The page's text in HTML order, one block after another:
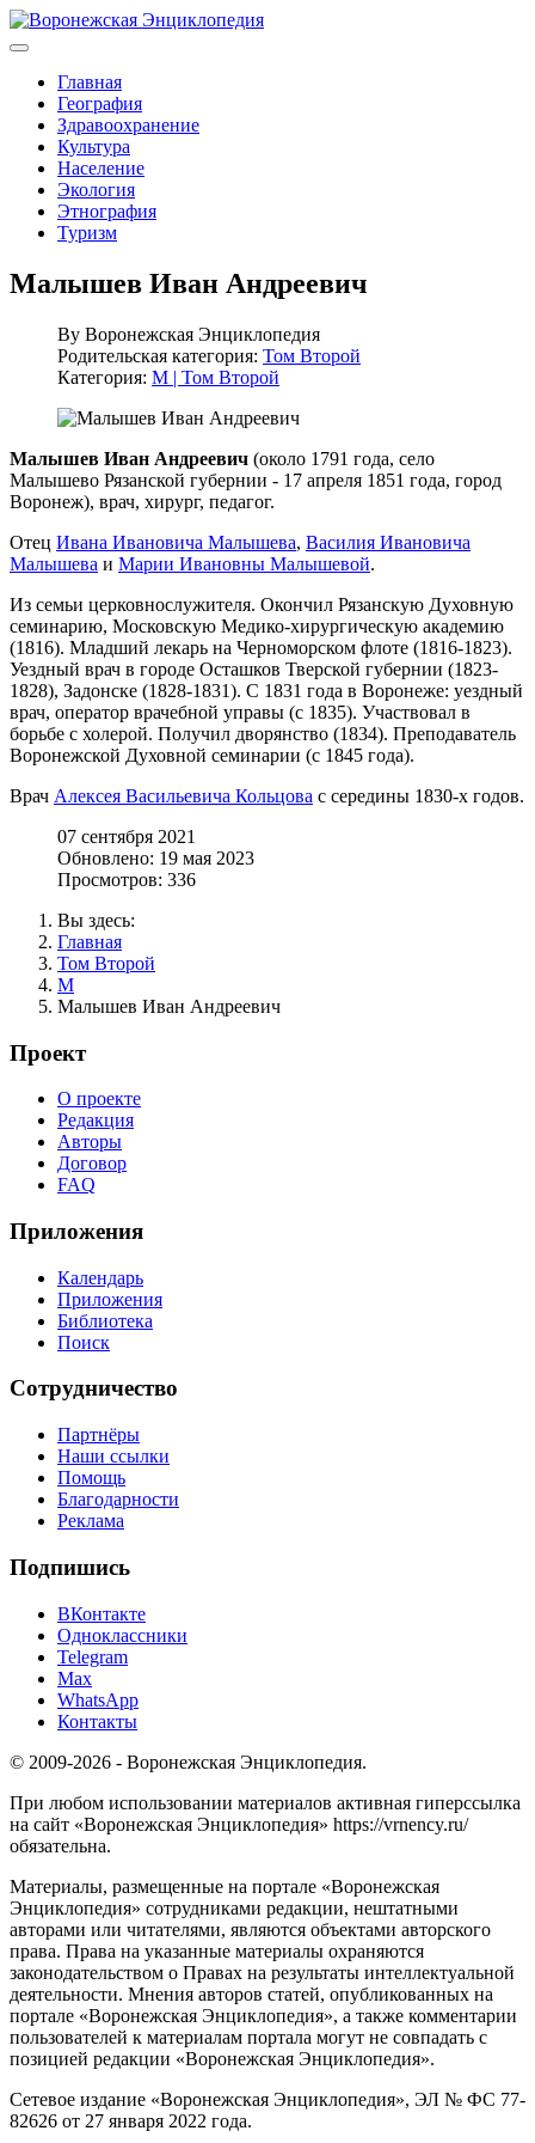
Главная
География
Здравоохранение
Культура
Население
Экология
Этнография
Туризм
Малышев Иван Андреевич
By Воронежская Энциклопедия
Родительская категория: Том Второй
Категория: М | Том Второй
Малышев Иван Андреевич (около 1791 года, село
Малышево Рязанской губернии - 17 апреля 1851 года, город
Воронеж), врач, хирург, педагог.
Отец Ивана Ивановича Малышева, Василия Ивановича
Малышева и Марии Ивановны Малышевой.
Из семьи церковнослужителя. Окончил Рязанскую Духовную
семинарию, Московскую Медико-хирургическую академию
(1816). Младший лекарь на Черноморском флоте (1816-1823).
Уездный врач в городе Осташков Тверской губернии (1823-
1828), Задонске (1828-1831). С 1831 года в Воронеже: уездный
врач, оператор врачебной управы (с 1835). Участвовал в
борьбе с холерой. Получил дворянство (1834). Преподаватель
Воронежской Духовной семинарии (с 1845 года).
Врач Алексея Васильевича Кольцова с середины 1830-х годов.
07 сентября 2021
Обновлено: 19 мая 2023
Просмотров: 336
Вы здесь:
Главная
Том Второй
М
Малышев Иван Андреевич
Проект
О проекте
Редакция
Авторы
Договор
FAQ
Приложения
Календарь
Приложения
Библиотека
Поиск
Сотрудничество
Партнёры
Наши ссылки
Помощь
Благодарности
Реклама
Подпишись
ВКонтакте
Одноклассники
Telegram
Max
WhatsApp
Контакты
© 2009-2026 - Воронежская Энциклопедия.
При любом использовании материалов активная гиперссылка
на сайт «Воронежская Энциклопедия» https://vrnency.ru/
обязательна.
Материалы, размещенные на портале «Воронежская
Энциклопедия» сотрудниками редакции, нештатными
авторами или читателями, являются объектами авторского
права. Права на указанные материалы охраняются
законодательством о Правах на результаты интеллектуальной
деятельности. Мнения авторов статей, опубликованных на
портале «Воронежская Энциклопедия», а также комментарии
пользователей к материалам портала могут не совпадать с
позицией редакции «Воронежская Энциклопедия».
Сетевое издание «Воронежская Энциклопедия», ЭЛ № ФС 77-
82626 от 27 января 2022 года.